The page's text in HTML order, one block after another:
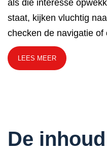
als die interesse
staat, kijken vluchtig
checken de navigatie of
LEES MEER
De